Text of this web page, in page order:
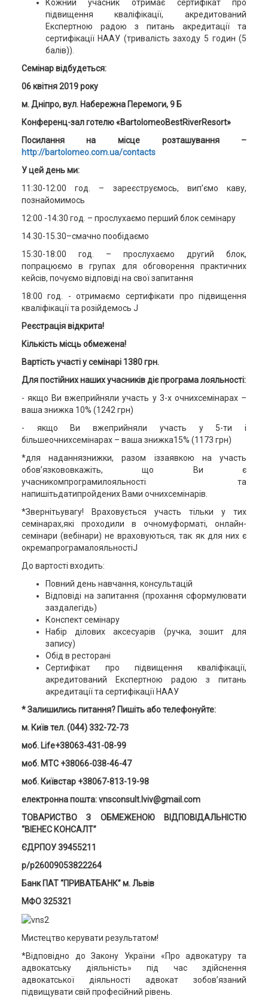
Кожний учасник отримає сертифікат про
підвищення кваліфікації, акредитований
Експертною радою з питань акредитації та
сертифікації НААУ (тривалість заходу 5 годин (5
балів)).
Семінар відбудеться:
06 квітня 2019 року
м. Дніпро, вул. Набережна Перемоги, 9 Б
Конференц-зал готелю «BartolomeoBestRiverResort»
Посилання на місце розташування –
http://bartolomeo.com.ua/contacts
У цей день ми:
11:30-12:00 год. – зареєструємось, вип’ємо каву,
познайомимось
12:00 -14:30 год. – прослухаємо перший блок семінару
14.30-15.30–смачно пообідаємо
15:30-18:00 год. – прослухаємо другий блок,
попрацюємо в групах для обговорення практичних
кейсів, почуємо відповіді на свої запитання
18:00 год. - отримаємо сертифікати про підвищення
кваліфікації та розійдемось J
Реєстрація відкрита!
Кількість місць обмежена!
Вартість участі у семінарі 1380 грн.
Для постійних наших учасників діє програма лояльності:
- якщо Ви вжеприйняли участь у 3-х очнихсемінарах –
ваша знижка 10% (1242 грн)
- якщо Ви вжеприйняли участь у 5-ти і
більшеочнихсемінарах – ваша знижка15% (1173 грн)
*для наданнязнижки, разом іззаявкою на участь
обов’язкововкажіть, що Ви є
учасникомпрограмилояльності та
напишітьдатипройдених Вами очнихсемінарів.
*Звернітьувагу! Враховується участь тільки у тих
семінарах,які проходили в очномуформаті, онлайн-
семінари (вебінари) не враховуються, так як для них є
окремапрограмалояльностіJ
До вартості входить:
Повний день навчання, консультацій
Відповіді на запитання (прохання сформулювати
заздалегідь)
Конспект семінару
Набір ділових аксесуарів (ручка, зошит для
запису)
Обід в ресторані
Сертифікат про підвищення кваліфікації,
акредитований Експертною радою з питань
акредитації та сертифікації НААУ
* Залишились питання? Пишіть або телефонуйте:
м. Київ тел. (044) 332-72-73
моб. Life+38063-431-08-99
моб. MTC +38066-038-46-47
моб. Київстар +38067-813-19-98
електронна пошта: vnsconsult.lviv@gmail.com
ТОВАРИСТВО З ОБМЕЖЕНОЮ ВІДПОВІДАЛЬНІСТЮ
“ВІЕНЕС КОНСАЛТ”
ЄДРПОУ 39455211
р/р26009053822264
Банк ПАТ “ПРИВАТБАНК” м. Львів
МФО 325321
Мистецтво керувати результатом!
*Відповідно до Закону України «Про адвокатуру та
адвокатську діяльність» під час здійснення
адвокатської діяльності адвокат зобов’язаний
підвищувати свій професійний рівень.